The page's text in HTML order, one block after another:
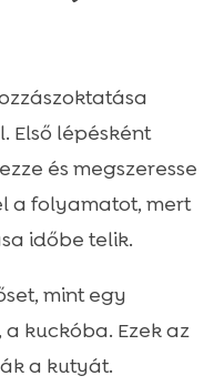
Első lépésként
és megszeresse
a folyamatot, mert
időbe telik.
mint egy
kuckóba. Ezek az
a kutyát.